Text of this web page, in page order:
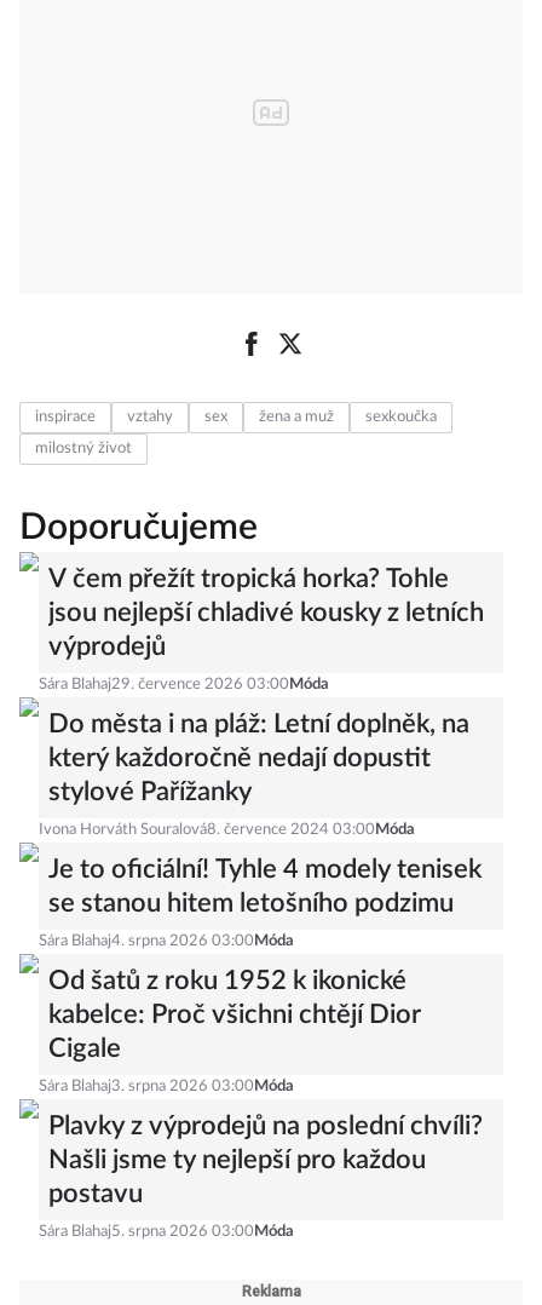
inspirace vztahy sex žena a muž
sexkoučka
milostný život
Doporučujeme
V čem přežít tropická horka? Tohle
jsou nejlepší chladivé kousky z letních
výprodejů
Sára Blahaj29. července 2026 03:00 Móda
Do města i na pláž: Letní doplněk, na
který každoročně nedají dopustit
stylové Pařížanky
Ivona Horváth Souralová8. července 2024 03:00 Móda
Je to oficiální! Tyhle 4 modely tenisek
se stanou hitem letošního podzimu
Sára Blahaj4. srpna 2026 03:00 Móda
Od šatů z roku 1952 k ikonické
kabelce: Proč všichni chtějí Dior
Cigale
Sára Blahaj3. srpna 2026 03:00 Móda
Plavky z výprodejů na poslední chvíli?
Našli jsme ty nejlepší pro každou
postavu
Sára Blahaj5. srpna 2026 03:00 Móda